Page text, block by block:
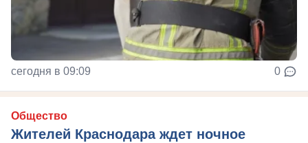
сегодня в 09:09 0
Общество
Жителей Краснодара ждет ночное